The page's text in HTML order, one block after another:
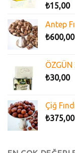
₺15,00
Antep
₺600,00
₺30,00
Çiğ
₺375,00